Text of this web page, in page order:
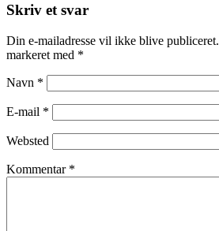
Skriv et svar
Din e-mailadresse vil ikke blive publiceret.
markeret med *
Navn *
E-mail *
Websted
Kommentar *